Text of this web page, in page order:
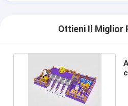
Ottieni Il Miglior